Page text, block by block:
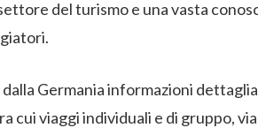
del turismo e una vasta
Germania informazioni
viaggi individuali e di gruppo,